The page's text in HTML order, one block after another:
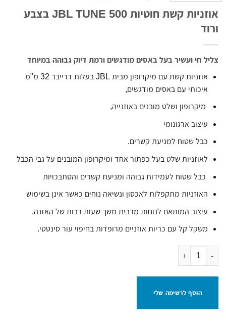
אוזניות קשת חוטיות JBL TUNE 500 בצבע
ורוד
צליל חי ועשיר בעל באסים מודגשים ורמת דיוק גבוהה במיוחד
אוזניות קשת עם מיקרופון מבית JBL בעלות דרייבר 32 מ"מ
איכותי עם באסים מודגשים,
מיקרופון ושלט מובנים באוזנייה,
עיצוב ארגונומי
כבל שטוח למניעת קשרים.
לאוזניות שלט בעל כפתור אחד ומיקרופון המובנים על גבי הכבל
כבל שטוח לעמידות גבוהה ומניעת קשרים והסתבכויות
האוזניות מתקפלות לאכסון ונשיאה נוחים כאשר אינן בשימוש
עיצוב המותאם לנוחות מרבית משך שעות רבות של האזנה,
משקל קל עם כריות אוזניים מרופדות בחיפוי עור סינטטי.
כמות של אוזניות קשת חוטיות JBL TUNE 500 בצבע ורוד
הוסף לרשימה שלי